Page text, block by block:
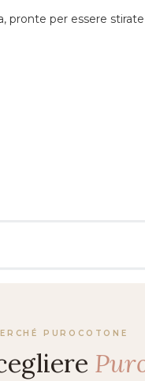
pronte per essere
PUROCOTONE